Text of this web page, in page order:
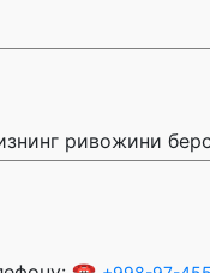
ривожини